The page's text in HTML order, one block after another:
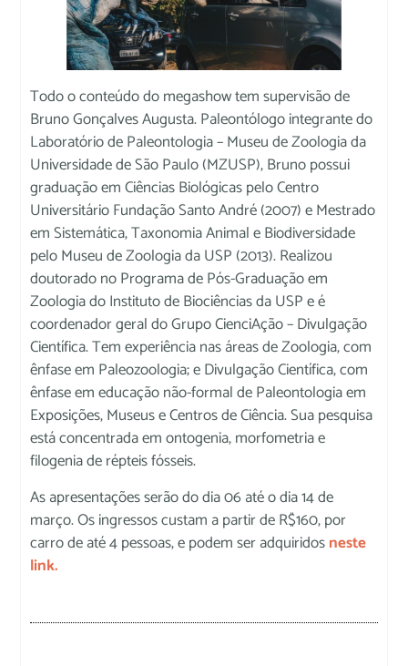
Todo o conteúdo do megashow tem supervisão de
Bruno Gonçalves Augusta. Paleontólogo integrante do
Laboratório de Paleontologia – Museu de Zoologia da
Universidade de São Paulo (MZUSP), Bruno possui
graduação em Ciências Biológicas pelo Centro
Universitário Fundação Santo André (2007) e Mestrado
em Sistemática, Taxonomia Animal e Biodiversidade
pelo Museu de Zoologia da USP (2013). Realizou
doutorado no Programa de Pós-Graduação em
Zoologia do Instituto de Biociências da USP e é
coordenador geral do Grupo CienciAção – Divulgação
Científica. Tem experiência nas áreas de Zoologia, com
ênfase em Paleozoologia; e Divulgação Científica, com
ênfase em educação não-formal de Paleontologia em
Exposições, Museus e Centros de Ciência. Sua pesquisa
está concentrada em ontogenia, morfometria e
filogenia de répteis fósseis.
As apresentações serão do dia 06 até o dia 14 de
março. Os ingressos custam a partir de R$160, por
carro de até 4 pessoas, e podem ser adquiridosneste
link.